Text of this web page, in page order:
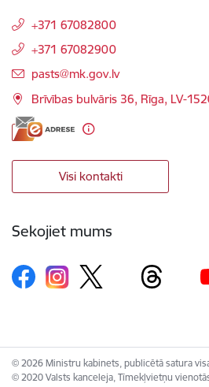
+371 67082800
+371 67082900
E-pasts:
pasts@mk.gov.lv
Brīvības bulvāris 36, Rīga, LV-
Visi kontakti
Sekojiet mums
© 2026 Ministru kabinets, publicētā satura
© 2020 Valsts kanceleja, Tīmekļvietņu